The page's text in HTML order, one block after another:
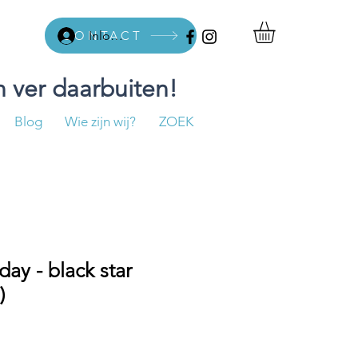
Inloggen
CONTACT
ver daarbuiten!
Blog Wie zijn wij? ZOEK
- black star